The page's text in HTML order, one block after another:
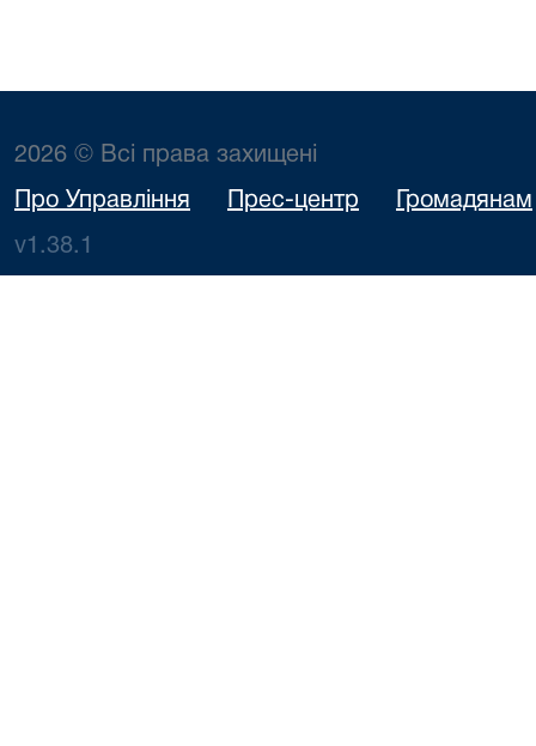
2026 © Всі права захищені
Про Управління Прес-центр Громадянам
v1.38.1